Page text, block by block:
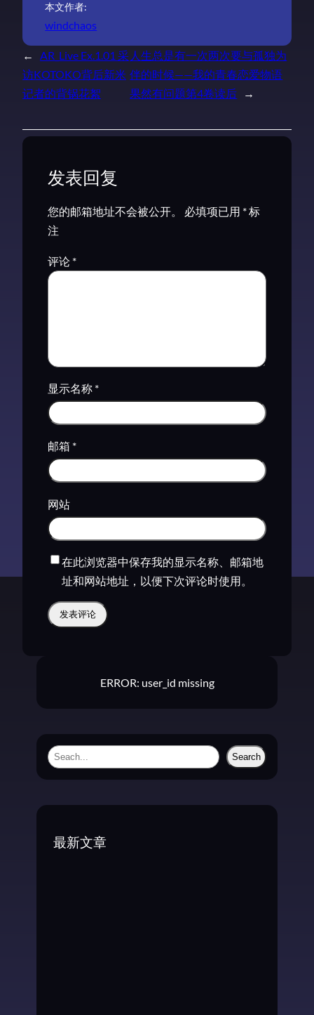
本文作者:
windchaos
←
AR_Live Ex.1.01 采
访KOTOKO背后新米
记者的背锅花絮
人生总是有一次两次要与孤独为
伴的时候——我的青春恋爱物语
果然有问题第4卷读后
→
发表回复
您的邮箱地址不会被公开。 必填项已用 *标
注
评论 *
显示名称 *
邮箱 *
网站
在此浏览器中保存我的显示名称、邮箱地
址和网站地址，以便下次评论时使用。
ERROR: user_id missing
S
Search
最新文章